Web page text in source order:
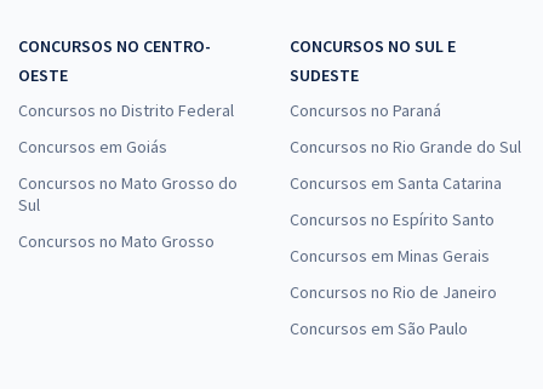
CONCURSOS NO CENTRO-
OESTE
Concursos no Distrito Federal
Concursos em Goiás
Concursos no Mato Grosso do
Sul
Concursos no Mato Grosso
CONCURSOS NO SUL E
SUDESTE
Concursos no Paraná
Concursos no Rio Grande do Sul
Concursos em Santa Catarina
Concursos no Espírito Santo
Concursos em Minas Gerais
Concursos no Rio de Janeiro
Concursos em São Paulo